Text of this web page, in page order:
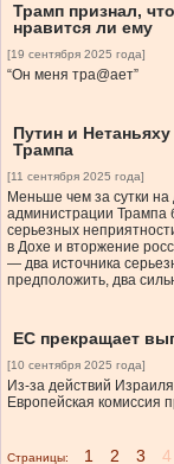
Трамп признал,
нравится ли ему
[19 сентября 2025 года]
“Он меня тра@ает”
Путин и
Трампа
[11 сентября 2025 года]
Меньше чем за сутки
администрации Трампа
серьезных
в Дохе и вторжение
— два источника
предположить, два
ЕС прекращает
[10 сентября 2025 года]
Из-за действий
Европейская комиссия
Страницы: 1 2 3 4